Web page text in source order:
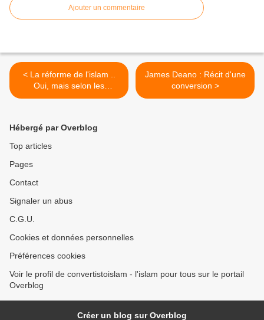
Ajouter un commentaire
< La réforme de l'islam ..
Oui, mais selon les
musulmans !!
James Deano : Récit d'une
conversion >
Hébergé par Overblog
Top articles
Pages
Contact
Signaler un abus
C.G.U.
Cookies et données personnelles
Préférences cookies
Voir le profil de convertistoislam - l'islam pour tous sur le portail
Overblog
Créer un blog sur Overblog